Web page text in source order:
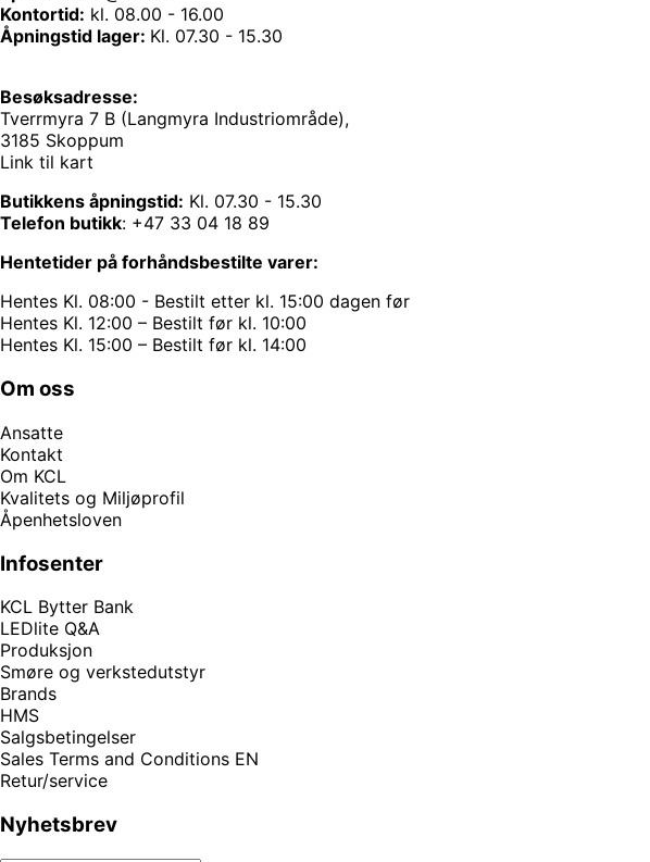
Kontortid: kl. 08.00 - 16.00
Åpningstid lager: Kl. 07.30 - 15.30
Besøksadresse:
Tverrmyra 7 B (Langmyra Industriområde),
3185 Skoppum
Link til kart
Butikkens åpningstid: Kl. 07.30 - 15.30
Telefon butikk: +47 33 04 18 89
Hentetider på forhåndsbestilte varer:
Hentes Kl. 08:00 - Bestilt etter kl. 15:00 dagen før
Hentes Kl. 12:00 – Bestilt før kl. 10:00
Hentes Kl. 15:00 – Bestilt før kl. 14:00
Om oss
Ansatte
Kontakt
Om KCL
Kvalitets og Miljøprofil
Åpenhetsloven
Infosenter
KCL Bytter Bank
LEDlite Q&A
Produksjon
Smøre og verkstedutstyr
Brands
HMS
Salgsbetingelser
Sales Terms and Conditions EN
Retur/service
Nyhetsbrev